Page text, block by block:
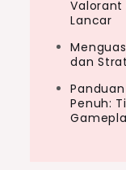
Lancar
dan
Penuh: